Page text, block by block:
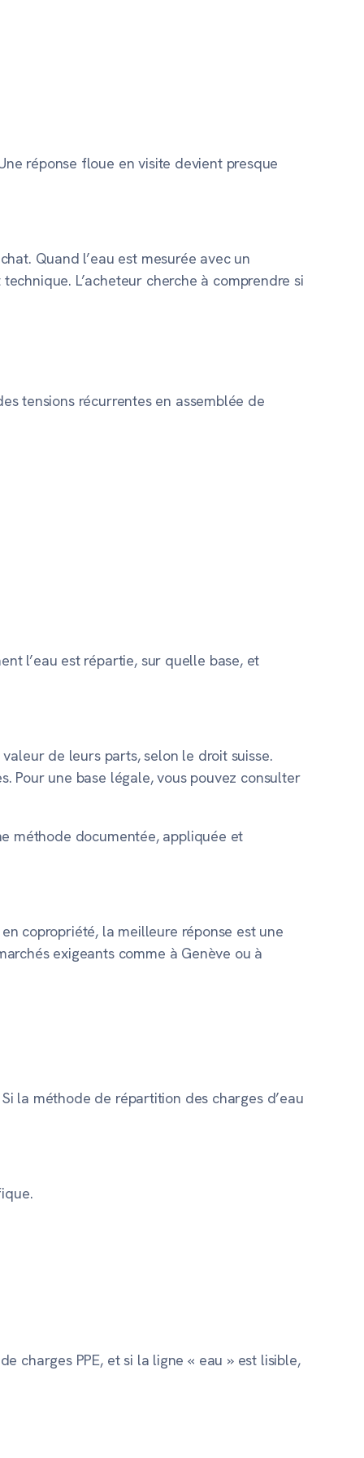
réponse floue en visite devient presque
Quand l’eau est mesurée avec un
L’acheteur cherche à comprendre si
tensions récurrentes en assemblée de
l’eau est répartie, sur quelle base, et
de leurs parts, selon le droit suisse.
Pour une base légale, vous pouvez consulter
méthode documentée, appliquée et
copropriété, la meilleure réponse est une
exigeants comme à Genève ou à
la méthode de répartition des charges d’eau
charges PPE, et si la ligne « eau » est lisible,